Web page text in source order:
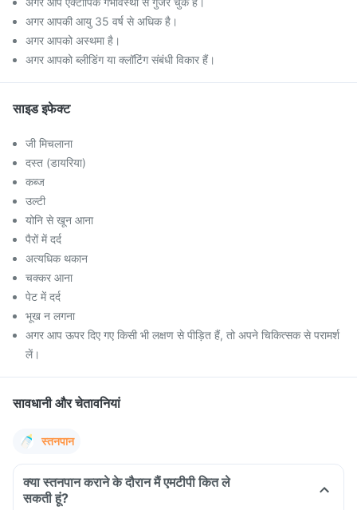
अगर आपकी आयु 35 वर्ष से अधिक है।
अगर आपको अस्थमा है।
अगर आपको ब्लीडिंग या क्लॉटिंग संबंधी विकार हैं।
साइड इफेक्ट
जी मिचलाना
दस्त (डायरिया)
कब्ज
उल्टी
योनि से खून आना
पैरों में दर्द
अत्यधिक थकान
चक्कर आना
पेट में दर्द
भूख न लगना
अगर आप ऊपर दिए गए किसी भी लक्षण से पीड़ित हैं, तो अपने चिकित्सक से परामर्श
लें।
सावधानी और चेतावनियां
स्तनपान
क्या स्तनपान कराने के दौरान मैं एमटीपी कित ले
सकती हूं?